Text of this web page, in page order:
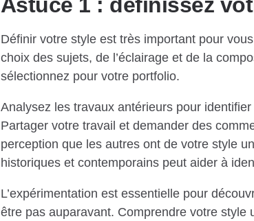
Définir votre style est très important pour
choix des sujets, de l’éclairage et de la
sélectionnez pour votre portfolio.
Analysez les travaux antérieurs pour
Partager votre travail et demander des
perception que les autres ont de votre style
historiques et contemporains peut aider à
L’expérimentation est essentielle pour
être pas auparavant. Comprendre votre